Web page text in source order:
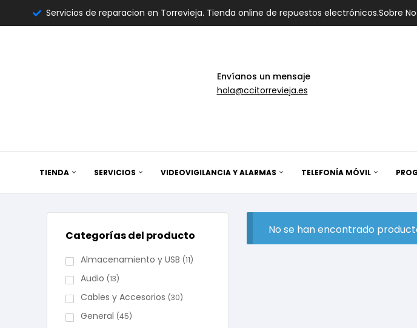
Servicios de reparacion en Torrevieja. Tienda online de repuestos electrónicos.Sobre
Envíanos un mensaje
hola@ccitorrevieja.es
TIENDA SERVICIOS VIDEOVIGILANCIA Y ALARMAS TELEFONÍA MÓVIL
No se han encontrado
Categorías del producto
Almacenamiento y USB (11)
Audio (13)
Cables y Accesorios (30)
General (45)